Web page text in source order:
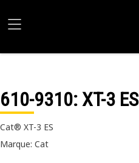
610-9310: XT-3 ES
Cat® XT-3 ES
Marque: Cat